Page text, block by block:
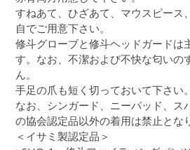
すねあて、ひざあて、マウスピース
自でご用意下さい。
修斗グローブと修斗ヘッドガードは
す。なお、不潔および不快な匂いの
ん。
手足の爪も短く切っておいて下さい。
なお、シンガード、ニーパッド、ス
の協会認定品以外の着用は禁止とな
＜イサミ製認定品＞